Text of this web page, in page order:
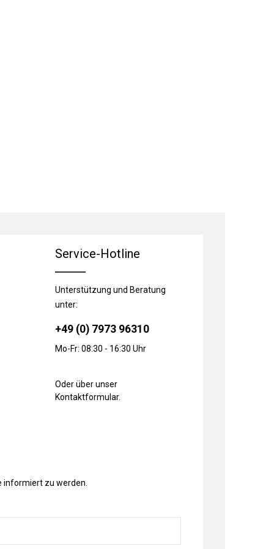
Service-Hotline
Unterstützung und Beratung
unter:
+49 (0) 7973 96310
Mo-Fr: 08:30 - 16:30 Uhr
Oder über unser
Kontaktformular.
informiert zu werden.